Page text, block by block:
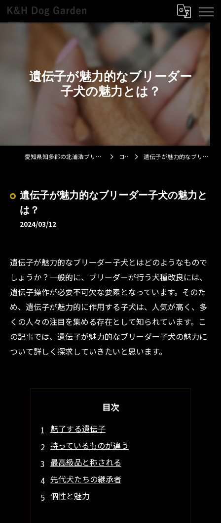
遺伝子が魅力的なブリーダー
子犬の魅力とは？
愛知県知多郡の北浦浩ブリーダーならK&H Dog Garden コラム 遺伝子が魅力的なブリーダー子犬の魅力とは？
遺伝子が魅力的なブリーダー子犬の魅力と
は？
2024/03/12
遺伝子が魅力的なブリーダー子犬とはどのようなもので
しょうか？一般的に、ブリーダーが行う犬種改良には、
遺伝子操作が必要不可欠な要素となっています。そのた
め、遺伝子が魅力的に作用する子犬は、人気が高く、多
くの人々の注目を集める存在として知られています。こ
の記事では、遺伝子が魅力的なブリーダー子犬の魅力に
ついて詳しく探求していきたいと思います。
目次
魅了する遺伝子
持っているものが違う
最高級品と称される
先代犬たちの継承者
個性と魅力